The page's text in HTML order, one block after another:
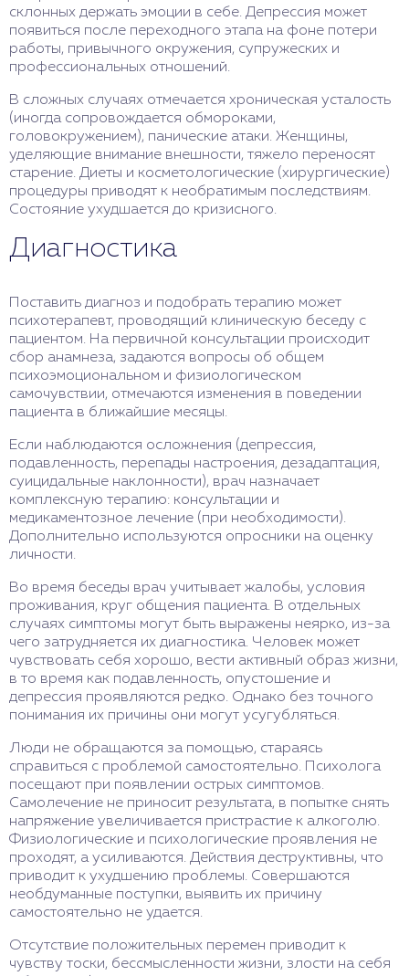
склонных держать эмоции в себе. Депрессия может
появиться после переходного этапа на фоне потери
работы, привычного окружения, супружеских и
профессиональных отношений.
В сложных случаях отмечается хроническая усталость
(иногда сопровождается обмороками,
головокружением), панические атаки. Женщины,
уделяющие внимание внешности, тяжело переносят
старение. Диеты и косметологические (хирургические)
процедуры приводят к необратимым последствиям.
Состояние ухудшается до кризисного.
Диагностика
Поставить диагноз и подобрать терапию может
психотерапевт, проводящий клиническую беседу с
пациентом. На первичной консультации происходит
сбор анамнеза, задаются вопросы об общем
психоэмоциональном и физиологическом
самочувствии, отмечаются изменения в поведении
пациента в ближайшие месяцы.
Если наблюдаются осложнения (депрессия,
подавленность, перепады настроения, дезадаптация,
суицидальные наклонности), врач назначает
комплексную терапию: консультации и
медикаментозное лечение (при необходимости).
Дополнительно используются опросники на оценку
личности.
Во время беседы врач учитывает жалобы, условия
проживания, круг общения пациента. В отдельных
случаях симптомы могут быть выражены неярко, из-за
чего затрудняется их диагностика. Человек может
чувствовать себя хорошо, вести активный образ жизни,
в то время как подавленность, опустошение и
депрессия проявляются редко. Однако без точного
понимания их причины они могут усугубляться.
Люди не обращаются за помощью, стараясь
справиться с проблемой самостоятельно. Психолога
посещают при появлении острых симптомов.
Самолечение не приносит результата, в попытке снять
напряжение увеличивается пристрастие к алкоголю.
Физиологические и психологические проявления не
проходят, а усиливаются. Действия деструктивны, что
приводит к ухудшению проблемы. Совершаются
необдуманные поступки, выявить их причину
самостоятельно не удается.
Отсутствие положительных перемен приводит к
чувству тоски, бессмысленности жизни, злости на себя